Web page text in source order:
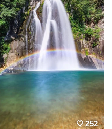
252